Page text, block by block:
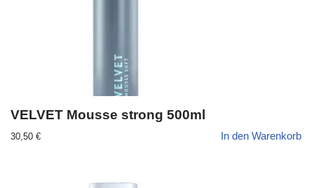
VELVET Mousse strong 500ml
30,50 € In den Warenkorb